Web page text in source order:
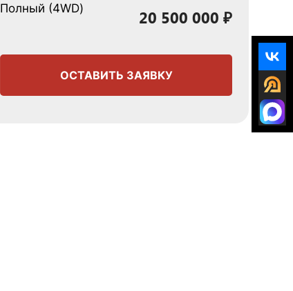
Полный (4WD)
20 500 000 ₽
ОСТАВИТЬ ЗАЯВКУ